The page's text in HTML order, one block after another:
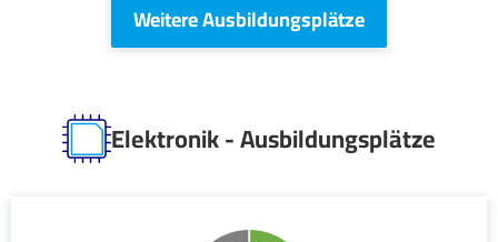
Weitere Ausbildungsplätze
Elektronik - Ausbildungsplätze